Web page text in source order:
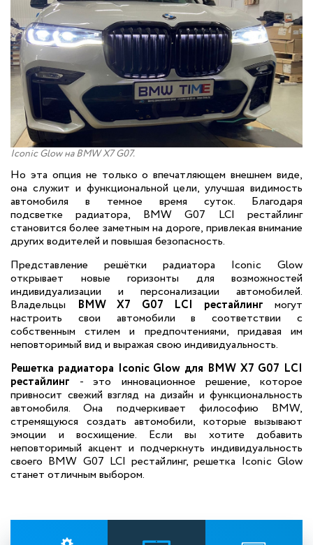
Iconic Glow на BMW X7 G07.
Но эта опция не только о впечатляющем внешнем виде,
она служит и функциональной цели, улучшая видимость
автомобиля в темное время суток. Благодаря
подсветке радиатора, BMW G07 LCI рестайлинг
становится более заметным на дороге, привлекая внимание
других водителей и повышая безопасность.
Представление решётки радиатора Iconic Glow
открывает новые горизонты для возможностей
индивидуализации и персонализации автомобилей.
Владельцы
BMW X7 G07 LCI рестайлинг могут
настроить свои автомобили в соответствии с
собственным стилем и предпочтениями, придавая им
неповторимый вид и выражая свою индивидуальность.
Решетка радиатора Iconic Glow для BMW X7 G07 LCI
рестайлинг - это инновационное решение, которое
привносит свежий взгляд на дизайн и функциональность
автомобиля. Она подчеркивает философию BMW,
стремящуюся создать автомобили, которые вызывают
эмоции и восхищение. Если вы хотите добавить
неповторимый акцент и подчеркнуть индивидуальность
своего BMW G07 LCI рестайлинг, решетка Iconic Glow
станет отличным выбором.